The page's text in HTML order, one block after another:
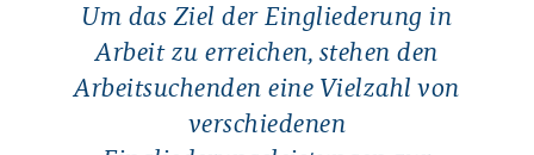
Um das Ziel der Eingliederung in
Arbeit zu erreichen, stehen den
Arbeitsuchenden eine Vielzahl von
verschiedenen